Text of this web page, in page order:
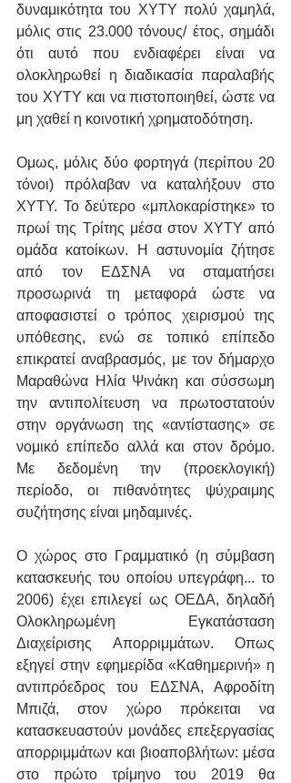
δυναμικότητα του ΧΥΤΥ πολύ χαμηλά,
μόλις στις 23.000 τόνους/ έτος, σημάδι
ότι αυτό που ενδιαφέρει είναι να
ολοκληρωθεί η διαδικασία παραλαβής
του ΧΥΤΥ και να πιστοποιηθεί, ώστε να
μη χαθεί η κοινοτική χρηματοδότηση.
Ομως, μόλις δύο φορτηγά (περίπου 20
τόνοι) πρόλαβαν να καταλήξουν στο
ΧΥΤΥ. Το δεύτερο «μπλοκαρίστηκε» το
πρωί της Τρίτης μέσα στον ΧΥΤΥ από
ομάδα κατοίκων. Η αστυνομία ζήτησε
από τον ΕΔΣΝΑ να σταματήσει
προσωρινά τη μεταφορά ώστε να
αποφασιστεί ο τρόπος χειρισμού της
υπόθεσης, ενώ σε τοπικό επίπεδο
επικρατεί αναβρασμός, με τον δήμαρχο
Μαραθώνα Ηλία Ψινάκη και σύσσωμη
την αντιπολίτευση να πρωτοστατούν
στην οργάνωση της «αντίστασης» σε
νομικό επίπεδο αλλά και στον δρόμο.
Με δεδομένη την (προεκλογική)
περίοδο, οι πιθανότητες ψύχραιμης
συζήτησης είναι μηδαμινές.
Ο χώρος στο Γραμματικό (η σύμβαση
κατασκευής του οποίου υπεγράφη... το
2006) έχει επιλεγεί ως ΟΕΔΑ, δηλαδή
Ολοκληρωμένη Εγκατάσταση
Διαχείρισης Απορριμμάτων. Οπως
εξηγεί στην εφημερίδα «Καθημερινή» η
αντιπρόεδρος του ΕΔΣΝΑ, Αφροδίτη
Μπιζά, στον χώρο πρόκειται να
κατασκευαστούν μονάδες επεξεργασίας
απορριμμάτων και βιοαποβλήτων: μέσα
στο πρώτο τρίμηνο του 2019 θα